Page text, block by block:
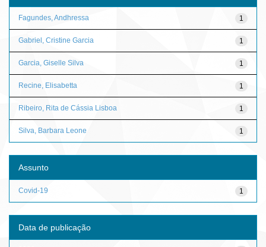
1
Fagundes, Andhressa
1
Gabriel, Cristine Garcia
1
Garcia, Giselle Silva
1
Recine, Elisabetta
1
Ribeiro, Rita de Cássia Lisboa
1
Silva, Barbara Leone
Assunto
1
Covid-19
Data de publicação